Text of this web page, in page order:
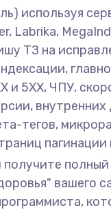
используя
Labrika,
ТЗ на
и 5XX, ЧПУ,
внутренних
тегов,
пагинации
получите
вашего